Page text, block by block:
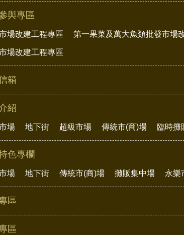
與專區
場改建工程專區 第一果菜及萬大魚類批發市場
場改建工程專區
箱
紹
場 地下街 超級市場 傳統市(商)場 臨時攤
色專欄
場 地下街 傳統市(商)場 攤販集中場 永樂
區
區